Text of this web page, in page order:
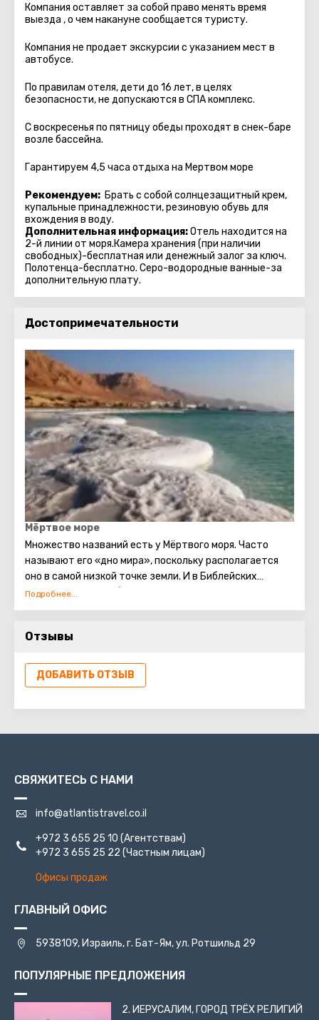
Компания оставляет за собой право менять время
выезда , о чем накануне сообщается туристу.
Компания не продает экскурсии с указанием мест в
автобуcе.
По правилам отеля, дети до 16 лет, в целях
безопасности, не допускаются в СПА комплекс.
С воскресенья по пятницу обеды проходят в снек-баре
возле бассейна.
Гарантируем 4,5 часа отдыха на Мертвом море
Рекомендуем: Брать с собой солнцезащитный крем,
купальные принадлежности, резиновую обувь для
вхождения в воду.
Дополнительная информация:Отель находится на
2-й линии от моря.Камера хранения (при наличии
свободных)-бесплатная или денежный залог за ключ.
Полотенца-бесплатно. Серо-водородные ванные-за
дополнительную плату.
Достопримечательности
Мёртвое море
Множество названий есть у Мёртвого моря. Часто
называют его «дно мира», поскольку располагается
оно в самой низкой точке земли. И в Библейских
сюжетах этот необыкновенный водоём находит
отражение. Говорят, что в смеси для скрепления
использовался состав, приготовленный на основе
Использовали их и для укрепления Ноева ковчега. На
берегах Мёртвого моря создана превосходная
использованием морской воды и лечебных грязей.
Отзывы
ДОБАВИТЬ ОТЗЫВ
СВЯЖИТЕСЬ С НАМИ
info@atlantistravel.co.il
+972 3 655 25 10 (Агентствам)
+972 3 655 25 22 (Частным лицам)
Офисы продаж
ГЛАВНЫЙ ОФИС
5938109, Израиль, г. Бат-Ям, ул. Ротшильд 29
ПОПУЛЯРНЫЕ ПРЕДЛОЖЕНИЯ
2. ИЕРУСАЛИМ, ГОРОД ТРЁХ РЕЛИГИЙ